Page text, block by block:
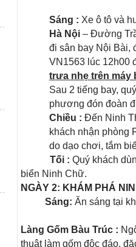
Sáng : Xe ô tô và
Hà Nội– Đường
đi sân bay Nội Bài,
VN1563 lúc 12h00
trưa nhẹ trên máy
Sau 2 tiếng bay,
phương đón đoàn
Chiều : Đến Ninh
khách nhận phòng
do dạo chơi, tắm
Tối : Quý khách
biển Ninh Chữ.
NGÀY 2: KHÁM PHÁ
Sáng: Ăn sáng tại
Làng Gốm Bàu Trúc :
thuật làm gốm độc đáo,